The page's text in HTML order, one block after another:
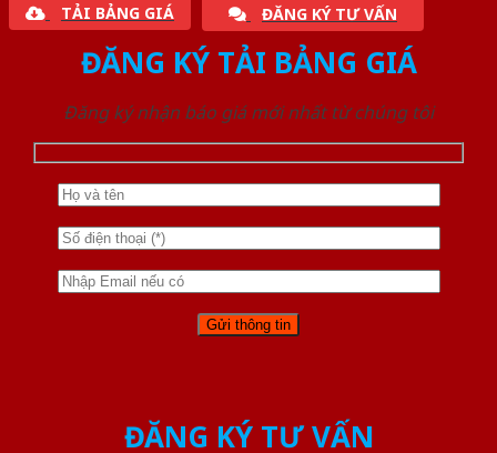
TẢI BẢNG GIÁ ĐĂNG KÝ TƯ VẤN
ĐĂNG KÝ TẢI BẢNG GIÁ
Đăng ký nhận báo giá mới nhất từ chúng tôi
ĐĂNG KÝ TƯ VẤN